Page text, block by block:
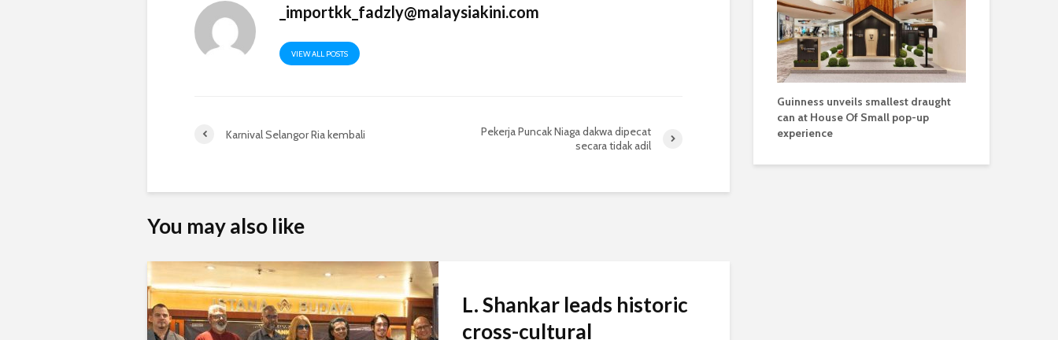
_importkk_fadzly@malaysiakini.com
VIEW ALL POSTS
Karnival Selangor Ria kembali
Pekerja Puncak Niaga dakwa dipecat
secara tidak adil
You may also like
L. Shankar leads historic
cross-cultural
Guinness unveils smallest draught
can at House Of Small pop-up
experience